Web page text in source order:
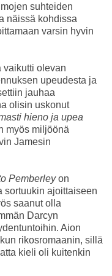
suhteiden
näissä kohdissa
varsin hyvin
vaikutti olevan
upeudesta ja
jauhaa
olisin uskonut
hieno ja upea
myös miljöönä
Jamesin
Pemberleyon
sortuukin ajoittaiseen
saanut olla
Darcyn
Aion
rikosromaanin, sillä
kieli oli kuitenkin